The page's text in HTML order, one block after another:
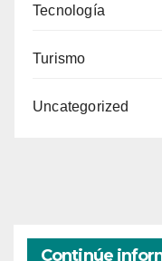
Tecnología
Turismo
Uncategorized
Continúe